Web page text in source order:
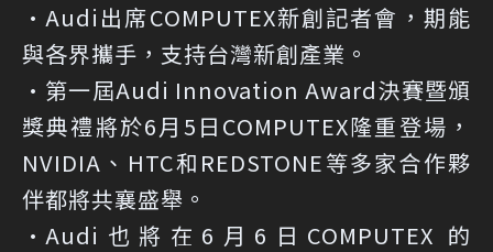
•Audi出席COMPUTEX新創記者會，期能
與各界攜手，支持台灣新創產業。
•第一屆Audi Innovation Award決賽暨頒
獎典禮將於6月5日COMPUTEX隆重登場，
NVIDIA、HTC和REDSTONE等多家合作夥
伴都將共襄盛舉。
•Audi也將在6月6日COMPUTEX 的